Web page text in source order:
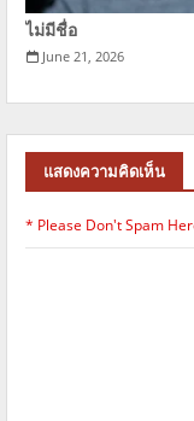
ไม่มีชื่อ
June 21, 2026
แสดงความคิดเห็น
* Please Don't Spam